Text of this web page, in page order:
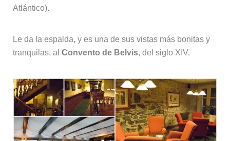
Atlántico).
Le da la espalda, y es una de sus vistas más bonitas y
tranquilas, al Convento de Belvis, del siglo XIV.